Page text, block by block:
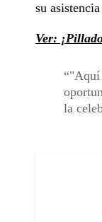
su
Ver:
"Aquí
la